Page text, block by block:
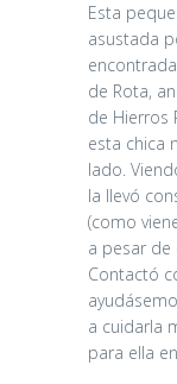
Esta
asustada
de Rota,
de Hierros
esta chica
lado.
la llevó
(como
a pesar de
Contactó
a cuidarla
para ella